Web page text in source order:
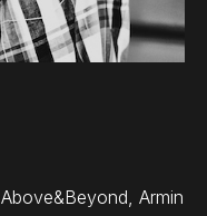
Armin